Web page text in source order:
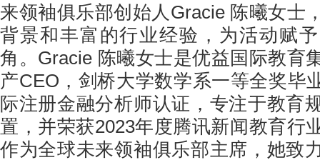
来领袖俱乐部创始人Gracie 陈曦女士
背景和丰富的行业经验，为活动赋
角。Gracie 陈曦女士是优益国际教育
产CEO，剑桥大学数学系一等全奖毕
际注册金融分析师认证，专注于教育
置，并荣获2023年度腾讯新闻教育行
作为全球未来领袖俱乐部主席，她致